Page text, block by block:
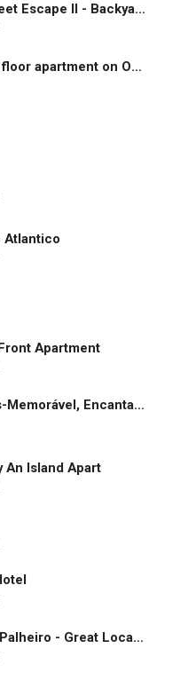
LovelyStay - Sweet Escape II - Backyard
AT14 Stunning 2 bed 1st floor apartment on Oasis Parque near Alvor
Atlantico
Apartment
Lugar dos Vales-Memorável, Encantador e Autêntico!
An Island Apart
Captain Pisco's Palheiro - Great Location